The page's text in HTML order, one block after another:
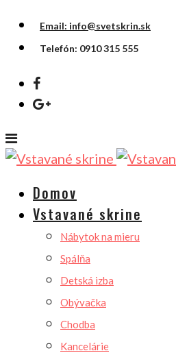
Email: info@svetskrin.sk
Telefón: 0910 315 555
Domov
Vstavané skrine
Nábytok na mieru
Spálňa
Detská izba
Obývačka
Chodba
Kancelárie